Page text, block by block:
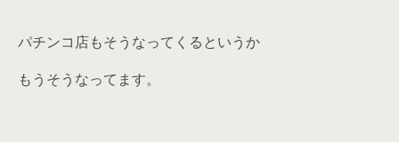
パチンコ店もそうなってくるというか
もうそうなってます。